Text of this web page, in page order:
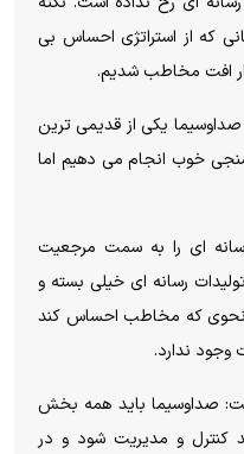
که از استراتژی احساس بی
افت مخاطب شدیم.
صداوسیما یکی از قدیمی ترین
خوب انجام می دهیم اما
ای را به سمت مرجعیت
رسانه ای خیلی بسته و
نحوی که مخاطب احساس کند
وجود ندارد.
صداوسیما باید همه بخش
کنترل و مدیریت شود و در